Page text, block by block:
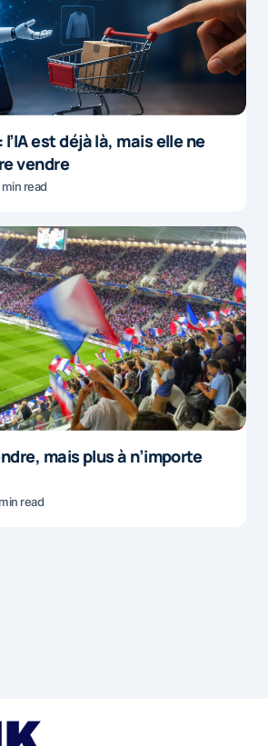
est déjà là, mais elle ne
vendre
min read
mais plus à n’importe
read